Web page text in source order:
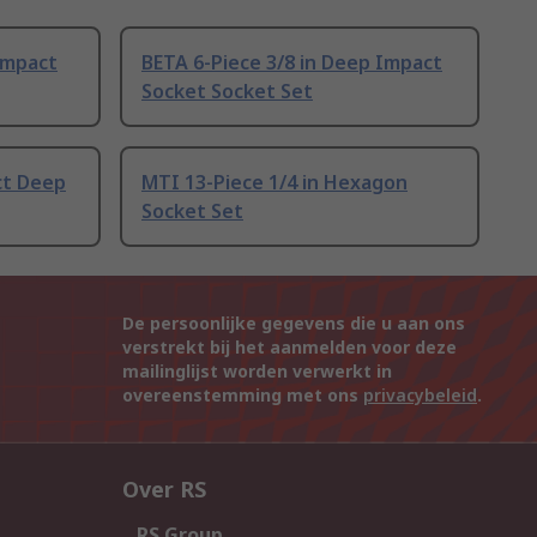
BETA 6-Piece 3/8 in Deep Impact
Socket Socket Set
Deep
MTI 13-Piece 1/4 in Hexagon
Socket Set
De persoonlijke gegevens die u aan ons
verstrekt bij het aanmelden voor deze
mailinglijst worden verwerkt in
overeenstemming met ons privacybeleid.
Over RS